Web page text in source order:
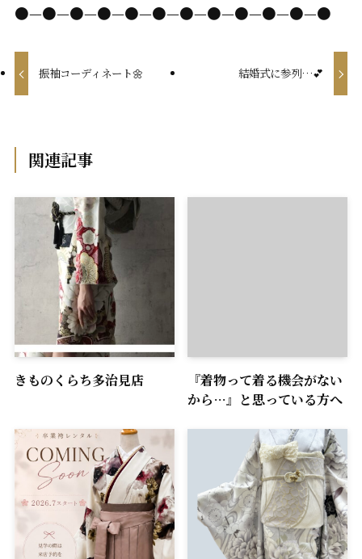
●—●—●—●—●—●—●—●—●—●—●—●
振袖コーディネート🌼 結婚式に参列…💕
関連記事
きものくらち多治見店
『着物って着る機会がない
から…』と思っている方へ